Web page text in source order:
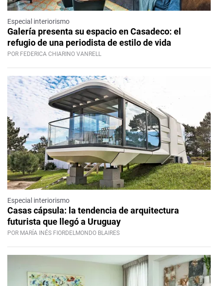
Especial interiorismo
Galería presenta su espacio en Casadeco: el
refugio de una periodista de estilo de vida
POR FEDERICA CHIARINO VANRELL
Especial interiorismo
Casas cápsula: la tendencia de arquitectura
futurista que llegó a Uruguay
POR MARÍA INÉS FIORDELMONDO BLAIRES